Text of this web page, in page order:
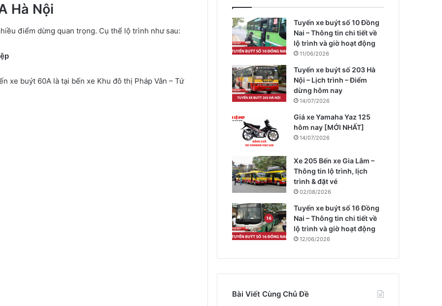
Hà Nội
điểm dừng quan trọng. Cụ thể lộ trình như sau:
xe buýt 60A là tại bến xe Khu đô thị Pháp Vân – Tứ
Tuyến xe buýt số 10 Đồng
Nai – Thông tin chi tiết về
lộ trình và giờ hoạt động
11/06/2026
Tuyến xe buýt số 203 Hà
Nội – Lịch trình – Điểm
dừng hôm nay
14/07/2026
Giá xe Yamaha Yaz 125
hôm nay [MỚI NHẤT]
14/07/2026
Xe 205 Bến xe Gia Lâm –
Thông tin lộ trình, lịch
trình & đặt vé
02/08/2026
Tuyến xe buýt số 16 Đồng
Nai – Thông tin chi tiết về
lộ trình và giờ hoạt động
12/06/2026
Bài Viết Cùng Chủ Đề